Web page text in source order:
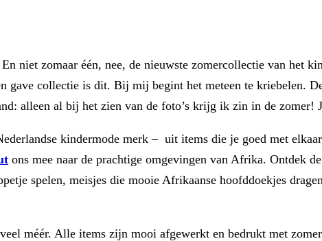
niet zomaar één, nee, de nieuwste zomercollectie van het
collectie is dit. Bij mij begint het meteen te kriebelen.
alleen al bij het zien van de foto’s krijg ik zin in de zomer!
kindermode merk – uit items die je goed met
ons mee naar de prachtige omgevingen van Afrika. Ontdek
spelen, meisjes die mooie Afrikaanse hoofddoekjes
méér. Alle items zijn mooi afgewerkt en bedrukt met